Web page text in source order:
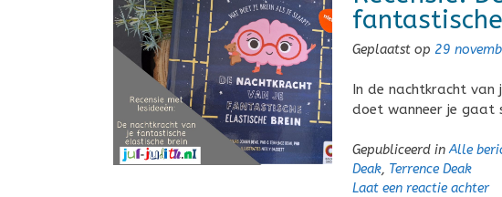
Geplaatst op 29
In de nachtkracht van
doet wanneer je gaat
Gepubliceerd inAlle
Deak, Terrence Deak
Laat een reactie achter